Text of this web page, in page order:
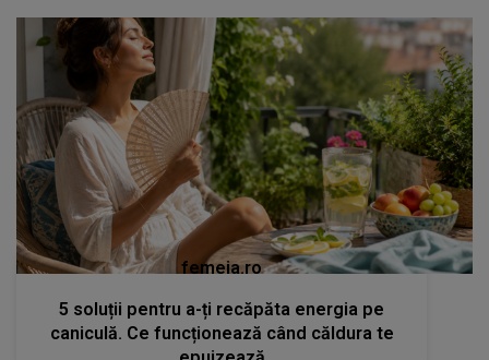
femeia.ro
5 soluții pentru a-ți recăpăta energia pe
caniculă. Ce funcționează când căldura te